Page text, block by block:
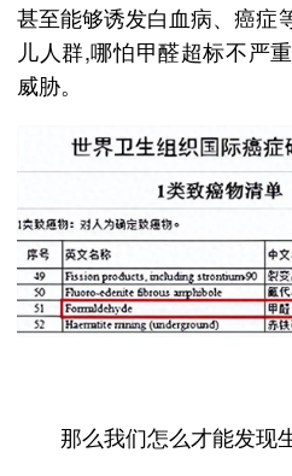
甚至能够诱发白血病、癌症
儿人群,哪怕甲醛超标不严
威胁。
那么我们怎么才能发现